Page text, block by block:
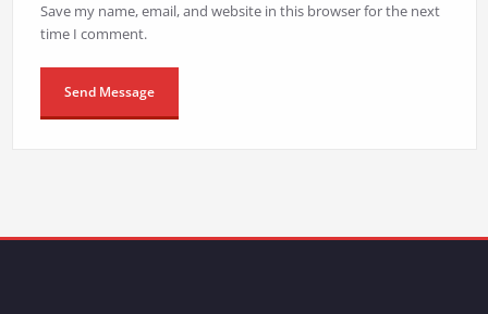
Save my name, email, and website in this browser for the next
time I comment.